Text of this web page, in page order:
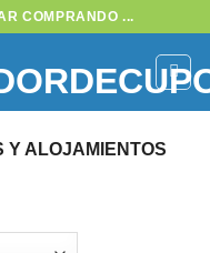
COMPRANDO ...
Y ALOJAMIENTOS